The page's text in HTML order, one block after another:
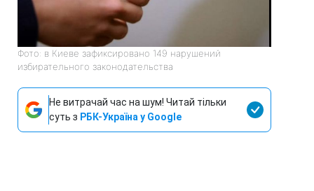
Фото: в Киеве зафиксировано 149 нарушений
избирательного законодательства
Не витрачай час на шум! Читай тільки
суть з РБК-Україна у Google